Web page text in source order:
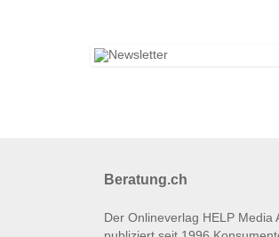
Beratung.ch
Der Onlineverlag HELP Media